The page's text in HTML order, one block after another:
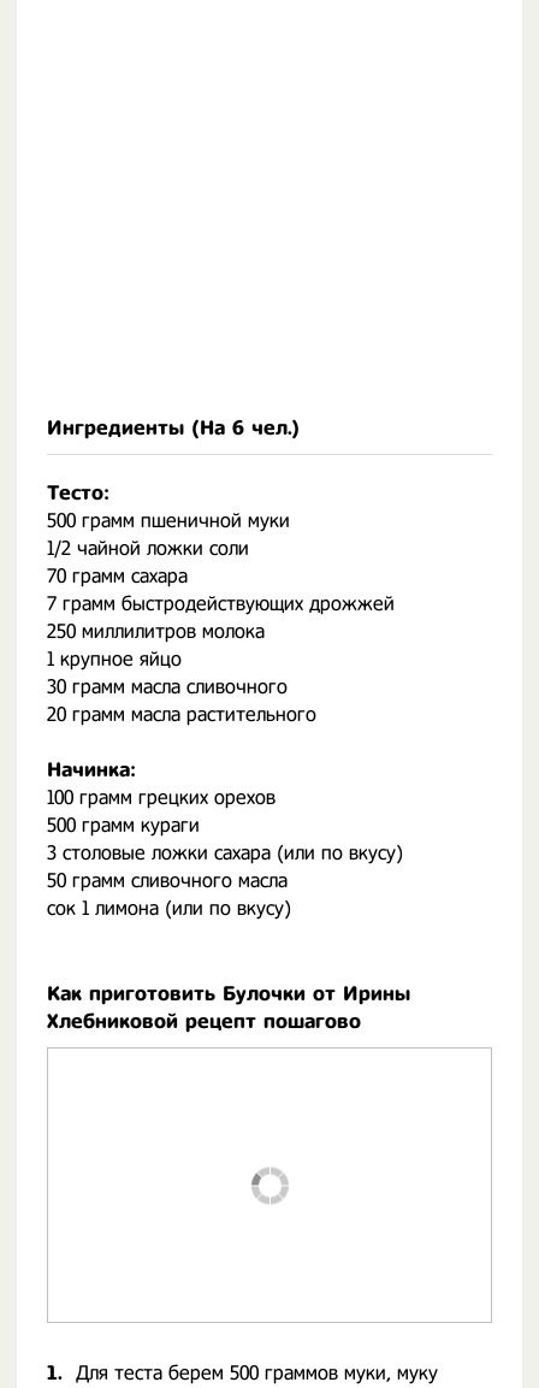
Ингредиенты (На 6 чел.)
Тесто:
500 грамм пшеничной муки
1/2 чайной ложки соли
70 грамм сахара
7 грамм быстродействующих дрожжей
250 миллилитров молока
1 крупное яйцо
30 грамм масла сливочного
20 грамм масла растительного
Начинка:
100 грамм грецких орехов
500 грамм кураги
3 столовые ложки сахара (или по вкусу)
50 грамм сливочного масла
сок 1 лимона (или по вкусу)
Как приготовить Булочки от Ирины
Хлебниковой рецепт пошагово
1. Для теста берем 500 граммов муки, муку